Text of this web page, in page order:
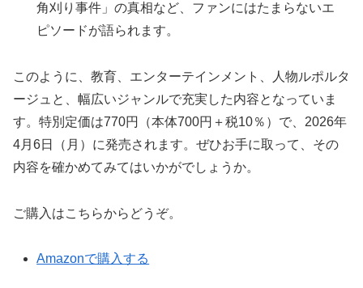
角刈り事件」の真相など、ファンにはたまらないエ
ピソードが語られます。
このように、教育、エンターテインメント、人物ルポルタ
ージュと、幅広いジャンルで充実した内容となっていま
す。特別定価は770円（本体700円＋税10％）で、2026年
4月6日（月）に発売されます。ぜひお手に取って、その
内容を確かめてみてはいかがでしょうか。
ご購入はこちらからどうぞ。
Amazonで購入する